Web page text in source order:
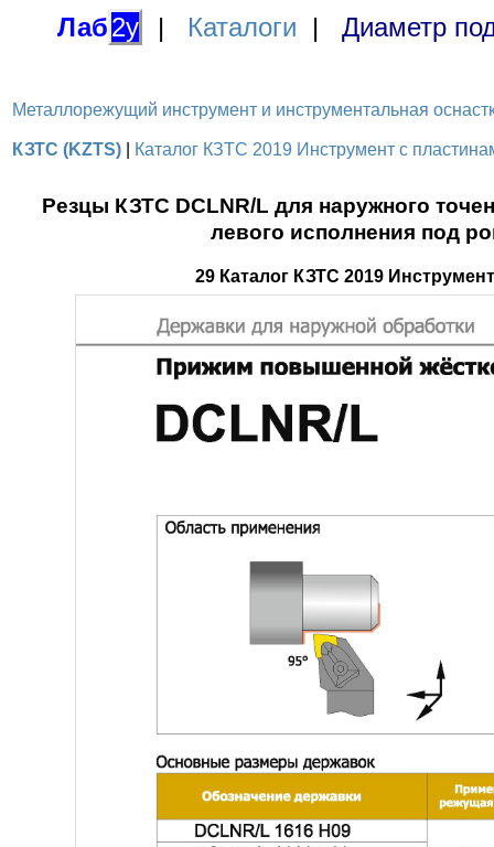
Лаб2у | Каталоги | Диаметр
Металлорежущий инструмент и инструментальная
КЗТС (KZTS) Каталог КЗТС 2019 Инструмент с
Резцы КЗТС DCLNR/L для наружного
левого исполнения под
29 Каталог КЗТС 2019